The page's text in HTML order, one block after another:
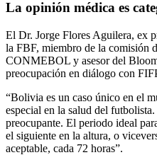
La opinión médica es
El Dr. Jorge Flores Aguilera, ex
la FBF, miembro de la comisión
CONMEBOL y asesor del
preocupación en diálogo con
“Bolivia es un caso único en el
especial en la salud del
preocupante. El periodo ideal
el siguiente en la altura, o
aceptable, cada 72 horas”.